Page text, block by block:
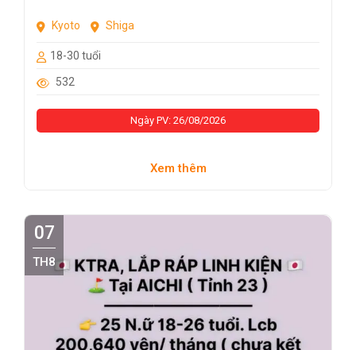
Kyoto Shiga
18-30 tuổi
532
Ngày PV: 26/08/2026
Xem thêm
07
TH8